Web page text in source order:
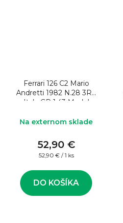
Ferrari 126 C2 Mario
Andretti 1982 N.28 3Rd
Italy GP 1:43 Model
Na externom sklade
52,90 €
Jednotková
52,90 € / 1 ks
DO KOŠÍKA